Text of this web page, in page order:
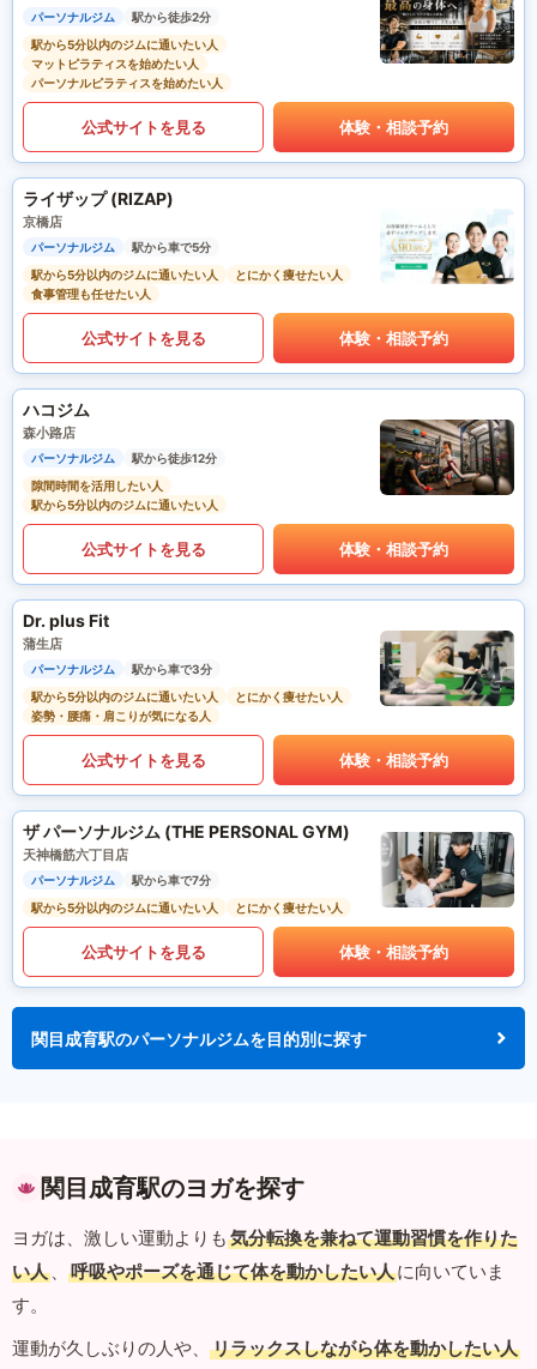
パーソナルジム
駅から徒歩2分
駅から5分以内のジムに通いたい人
マットピラティスを始めたい人
パーソナルピラティスを始めたい人
公式サイトを見る 体験・相談予約
ライザップ (RIZAP)
京橋店
パーソナルジム
駅から車で5分
駅から5分以内のジムに通いたい人
とにかく痩せたい人
食事管理も任せたい人
公式サイトを見る 体験・相談予約
ハコジム
森小路店
パーソナルジム
駅から徒歩12分
隙間時間を活用したい人
駅から5分以内のジムに通いたい人
公式サイトを見る 体験・相談予約
Dr. plus Fit
蒲生店
パーソナルジム
駅から車で3分
駅から5分以内のジムに通いたい人
とにかく痩せたい人
姿勢・腰痛・肩こりが気になる人
公式サイトを見る 体験・相談予約
ザ パーソナルジム (THE PERSONAL GYM)
天神橋筋六丁目店
パーソナルジム
駅から車で7分
駅から5分以内のジムに通いたい人
とにかく痩せたい人
公式サイトを見る 体験・相談予約
関目成育駅のパーソナルジムを目的別に探す
関目成育駅のヨガを探す
ヨガは、激しい運動よりも 気分転換を兼ねて運動習慣を作りた
い人 、 呼吸やポーズを通じて体を動かしたい人に向いていま
す。
運動が久しぶりの人や、
リラックスしながら体を動かしたい人